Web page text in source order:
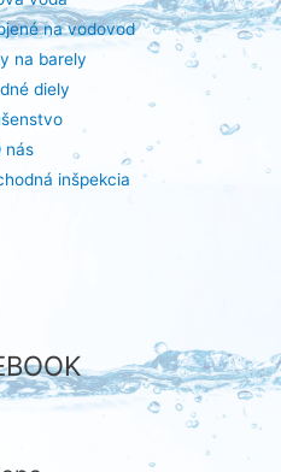
na vodovod
na barely
diely
nás
inšpekcia